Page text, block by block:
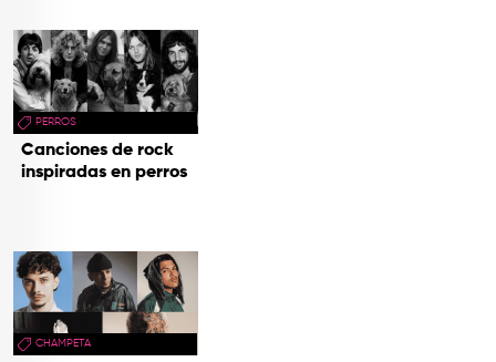
PERROS
Canciones de rock
inspiradas en perros
CHAMPETA